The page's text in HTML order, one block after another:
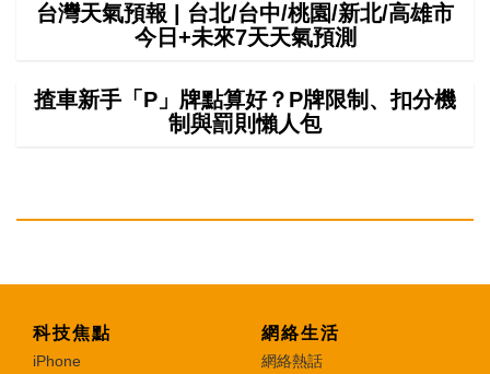
台灣天氣預報 | 台北/台中/桃園/新北/高雄市
今日+未來7天天氣預測
揸車新手「P」牌點算好？P牌限制、扣分機
制與罰則懶人包
科技焦點
iPhone
網絡生活
網絡熱話